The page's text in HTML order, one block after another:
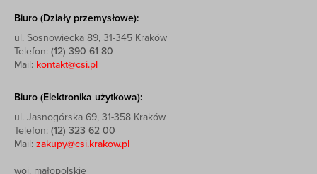
Biuro (Działy przemysłowe):
ul. Sosnowiecka 89, 31-345 Kraków
Telefon: (12) 390 61 80
Mail: kontakt@csi.pl
Biuro (Elektronika użytkowa):
ul. Jasnogórska 69, 31-358 Kraków
Telefon: (12) 323 62 00
Mail: zakupy@csi.krakow.pl
woj. małopolskie